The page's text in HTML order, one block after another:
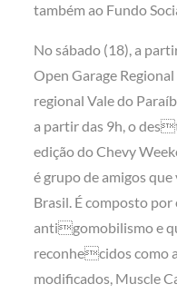
também ao Fundo
No sábado (18), a
Open Garage
regional Vale do
a partir das 9h, o
edição do Chevy
é grupo de amigos
Brasil. É composto
antigomobilismo e
reconhecidos como
modificados, Muscle